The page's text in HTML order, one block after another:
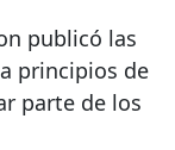
publicó las
principios de
parte de los